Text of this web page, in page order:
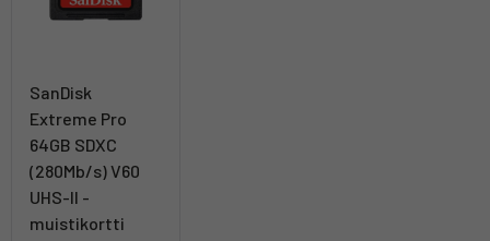
SanDisk
Extreme Pro
64GB SDXC
(280Mb/s) V60
UHS-II -
muistikortti